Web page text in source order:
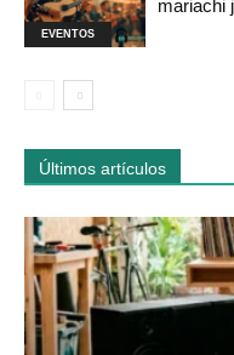
EVENTOS
mariachi
Últimos artículos